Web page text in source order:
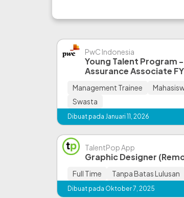
PwC Indonesia
Young Talent Program -
Assurance Associate
Management Trainee
Swasta
Dibuat pada Januari 11, 2026
TalentPop App
Graphic Designer
Full Time Tanpa Batas Lulusan
Dibuat pada Oktober 7, 2025